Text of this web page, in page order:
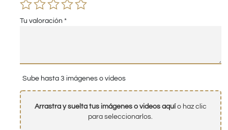
Tu valoración *
Sube hasta 3 imágenes o vídeos
Arrastra y suelta tus imágenes o videos aquío haz clic
para seleccionarlos.